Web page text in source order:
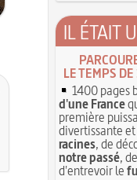
IL ÉTAIT
LE TEMPS
1400 pages
d'une France
première
divertissante
racines, de
notre passé,
d'entrevoir le